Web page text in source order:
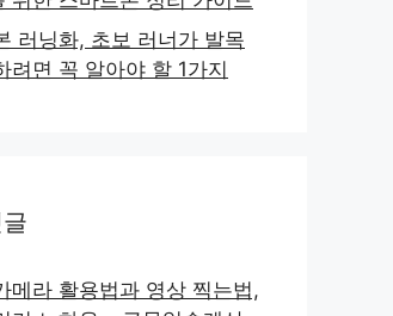
러닝화, 초보 러너가 발목
려면 꼭 알아야 할 1가지
메라 활용법과 영상 찍는법,